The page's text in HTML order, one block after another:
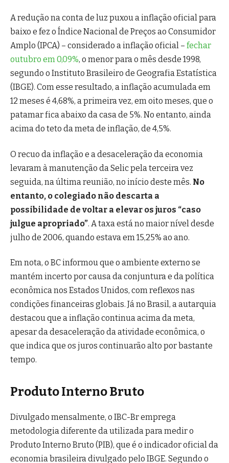
A redução na conta de luz puxou a inflação oficial para
baixo e fez o Índice Nacional de Preços ao Consumidor
Amplo (IPCA) – considerado a inflação oficial – fechar
outubro em 0,09%, o menor para o mês desde 1998,
segundo o Instituto Brasileiro de Geografia Estatística
(IBGE). Com esse resultado, a inflação acumulada em
12 meses é 4,68%, a primeira vez, em oito meses, que o
patamar fica abaixo da casa de 5%. No entanto, ainda
acima do teto da meta de inflação, de 4,5%.
O recuo da inflação e a desaceleração da economia
levaram à manutenção da Selic pela terceira vez
seguida, na última reunião, no início deste mês. No
entanto, o colegiado não descarta a
possibilidade de voltar a elevar os juros “caso
julgue apropriado”. A taxa está no maior nível desde
julho de 2006, quando estava em 15,25% ao ano.
Em nota, o BC informou que o ambiente externo se
mantém incerto por causa da conjuntura e da política
econômica nos Estados Unidos, com reflexos nas
condições financeiras globais. Já no Brasil, a autarquia
destacou que a inflação continua acima da meta,
apesar da desaceleração da atividade econômica, o
que indica que os juros continuarão alto por bastante
tempo.
Produto Interno Bruto
Divulgado mensalmente, o IBC-Br emprega
metodologia diferente da utilizada para medir o
Produto Interno Bruto (PIB), que é o indicador oficial da
economia brasileira divulgado pelo IBGE. Segundo o